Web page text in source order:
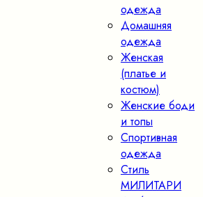
одежда
Домашняя
одежда
Женская
(платье и
костюм)
Женские боди
и топы
Спортивная
одежда
Стиль
МИЛИТАРИ